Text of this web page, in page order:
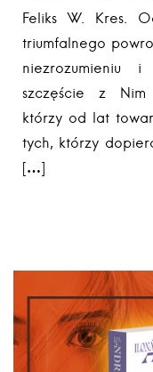
Feliks W. Kres.
triumfalnego
niezrozumieniu
szczęście z Nim
którzy od lat
tych, którzy
[…]